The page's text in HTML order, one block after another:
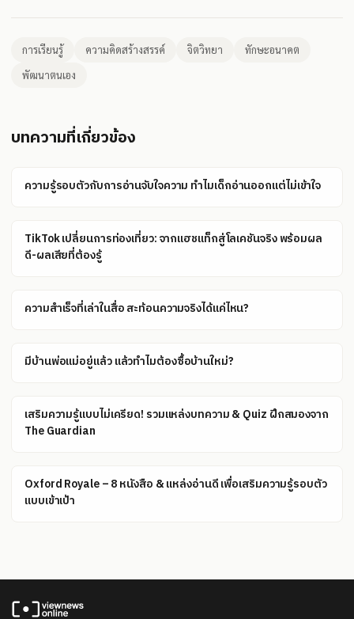
การเรียนรู้ ความคิดสร้างสรรค์ จิตวิทยา
ทักษะอนาคต
พัฒนาตนเอง
บทความที่เกี่ยวข้อง
ความรู้รอบตัวกับการอ่านจับใจความ ทำไมเด็กอ่านออกแต่ไม่เข้าใจ
TikTok เปลี่ยนการท่องเที่ยว: จากแฮชแท็กสู่โลเคชันจริง พร้อมผล
ดี-ผลเสียที่ต้องรู้
ความสำเร็จที่เล่าในสื่อ สะท้อนความจริงได้แค่ไหน?
มีบ้านพ่อแม่อยู่แล้ว แล้วทำไมต้องซื้อบ้านใหม่?
เสริมความรู้แบบไม่เครียด! รวมแหล่งบทความ & Quiz ฝึกสมองจาก
The Guardian
Oxford Royale – 8 หนังสือ & แหล่งอ่านดี เพื่อเสริมความรู้รอบตัว
แบบเข้าเป้า